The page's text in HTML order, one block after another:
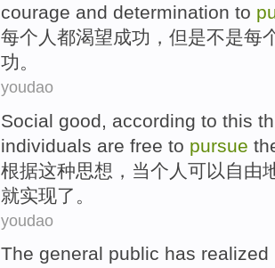
courage and determination to
每个 人都渴望成功 ， 但是不是每
功。
youdao
Social good, according to this
individuals are free to pursue
根据这种思想 ， 当个人 可以 自由
就实现了 。
youdao
The general public has realized